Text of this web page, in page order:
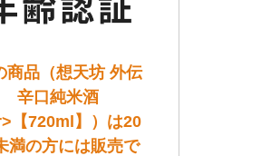
商品（想天坊 外伝
辛口純米酒
【720ml】）は20
満の方には販売で